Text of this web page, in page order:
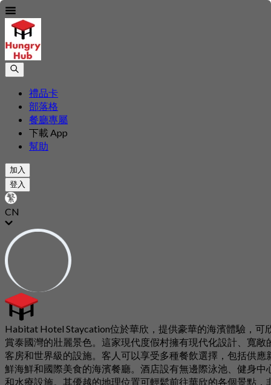
禮品卡
部落格
餐廳專屬
下載 App
幫助
加入
登入
CN
Habitat Hotel Staycation位於華欣，提供豪華的海濱體驗，可
賞泰國灣的壯麗景色。這家現代度假村擁有現代化設計、寬敞
客房和世界級的設施。客人可以享受多種餐飲選擇，包括供應
鮮海鮮和國際美食的海濱餐廳。酒店設有無邊際泳池、健身中
和水療設施。其優越的地理位置可輕鬆前往華欣的各個景點，